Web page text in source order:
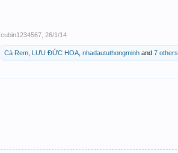
cubin1234567 26/1/14
Cà Rem LƯU ĐỨC HOA nhadaututhongminh and 7 others